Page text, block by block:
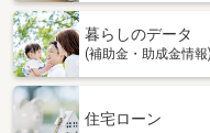
暮らしのデータ
(補助金・助成金情報)
住宅ローン